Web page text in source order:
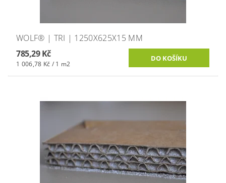
WOLF® | TRI | 1250X625X15 MM
785,29 Kč
1 006,78 Kč / 1 m2